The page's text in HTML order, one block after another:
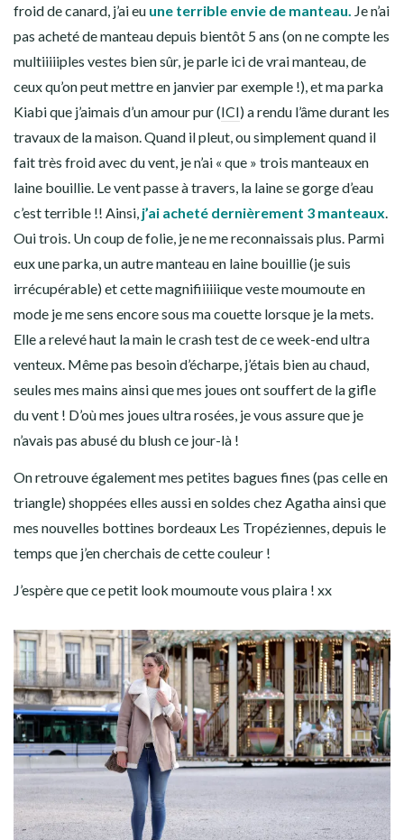
froid de canard, j’ai eu une terrible envie de manteau. Je n’ai
pas acheté de manteau depuis bientôt 5 ans (on ne compte les
multiiiiiples vestes bien sûr, je parle ici de vrai manteau, de
ceux qu’on peut mettre en janvier par exemple !), et ma parka
Kiabi que j’aimais d’un amour pur (ICI) a rendu l’âme durant les
travaux de la maison. Quand il pleut, ou simplement quand il
fait très froid avec du vent, je n’ai « que » trois manteaux en
laine bouillie. Le vent passe à travers, la laine se gorge d’eau
c’est terrible !! Ainsi, j’ai acheté dernièrement 3 manteaux.
Oui trois. Un coup de folie, je ne me reconnaissais plus. Parmi
eux une parka, un autre manteau en laine bouillie (je suis
irrécupérable) et cette magnifiiiiiique veste moumoute en
mode je me sens encore sous ma couette lorsque je la mets.
Elle a relevé haut la main le crash test de ce week-end ultra
venteux. Même pas besoin d’écharpe, j’étais bien au chaud,
seules mes mains ainsi que mes joues ont souffert de la gifle
du vent ! D’où mes joues ultra rosées, je vous assure que je
n’avais pas abusé du blush ce jour-là !
On retrouve également mes petites bagues fines (pas celle en
triangle) shoppées elles aussi en soldes chez Agatha ainsi que
mes nouvelles bottines bordeaux Les Tropéziennes, depuis le
temps que j’en cherchais de cette couleur !
J’espère que ce petit look moumoute vous plaira ! xx